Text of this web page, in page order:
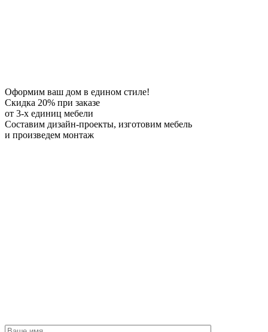
Оформим ваш дом в едином стиле!
Скидка 20% при заказе
от 3-х единиц мебели
Составим дизайн-проекты, изготовим мебель
и произведем монтаж